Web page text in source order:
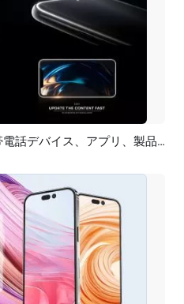
AI再生成 ブラックミニマリズム、携帯電話デバイス、アプリ、製品、広告、プロモーション、テクノロジー紹介、プレゼンテーション、スライドショー